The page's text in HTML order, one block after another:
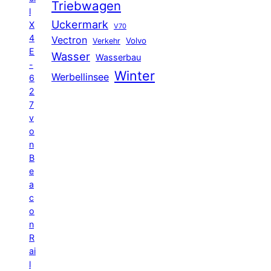
l
X
4
E
-
6
2
7
v
o
n
B
e
a
c
o
n
R
ai
l
Triebwagen
Uckermark V70
Vectron Verkehr Volvo
Wasser Wasserbau
Werbellinsee Winter